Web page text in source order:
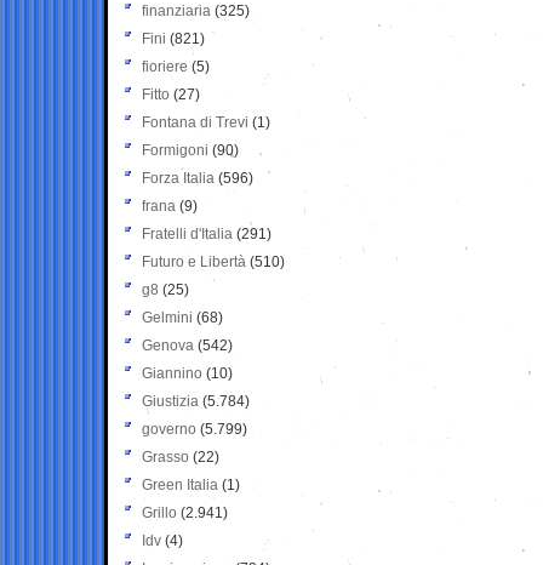
finanziaria (325)
Fini (821)
fioriere (5)
Fitto (27)
Fontana di Trevi (1)
Formigoni (90)
Forza Italia (596)
frana (9)
Fratelli d'Italia (291)
Futuro e Libertà (510)
g8 (25)
Gelmini (68)
Genova (542)
Giannino (10)
Giustizia (5.784)
governo (5.799)
Grasso (22)
Green Italia (1)
Grillo (2.941)
Idv (4)